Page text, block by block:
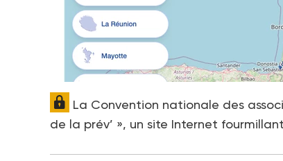
La Convention nationale des
de la prév’ », un site Internet